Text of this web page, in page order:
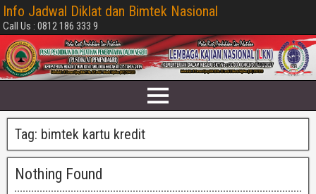
Info Jadwal Diklat dan Bimtek Nasional
Call Us : 0812 186 333 9
Tag: bimtek kartu kredit
Nothing Found